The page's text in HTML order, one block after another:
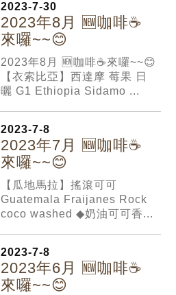
2023-7-30
2023年8月 🆕咖啡☕️
來囉~~😊
2023年8月 🆕咖啡☕️來囉~~😊
【衣索比亞】西達摩 莓果 日
曬 G1 Ethiopia Sidamo ...
2023-7-8
2023年7月 🆕咖啡☕️
來囉~~😊
【瓜地馬拉】搖滾可可
Guatemala Fraijanes Rock
coco washed ◆奶油可可香...
2023-7-8
2023年6月 🆕咖啡☕️
來囉~~😊